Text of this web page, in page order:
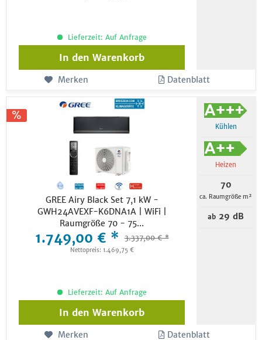
Lieferzeit: Auf Anfrage
In den Warenkorb
Merken Datenblatt
GREE Airy Black Set 7,1 kW -
GWH24AVEXF-K6DNA1A | WiFi |
Raumgröße 70 - 75...
1.749,00 € * 3.337,00 € *
Nettopreis: 1.469,75 €
Kühlen
Heizen
70
ca. Raumgröße m²
ab 29 dB
Lieferzeit: Auf Anfrage
In den Warenkorb
Merken Datenblatt